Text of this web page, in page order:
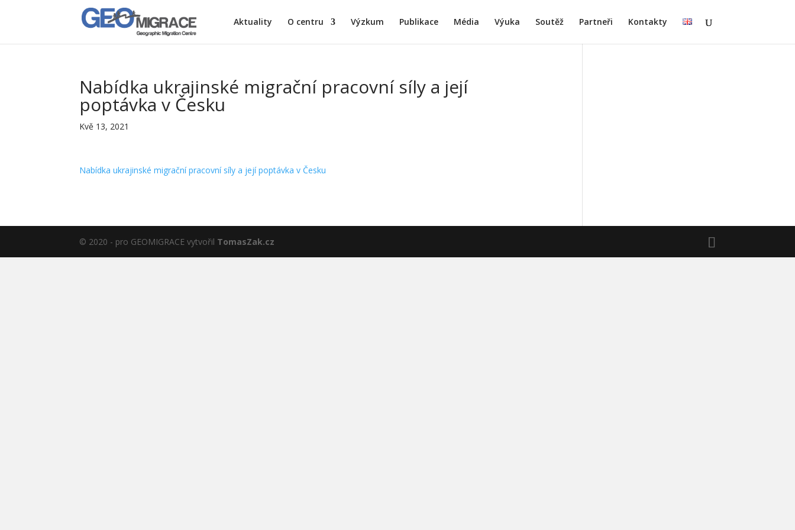
Aktuality O centru Výzkum Publikace Média Výuka Soutěž Partneři Kontakty
Nabídka ukrajinské migrační pracovní síly a její
poptávka v Česku
Kvě 13, 2021
Nabídka ukrajinské migrační pracovní síly a její poptávka v Česku
© 2020 - pro GEOMIGRACE vytvořil TomasZak.cz